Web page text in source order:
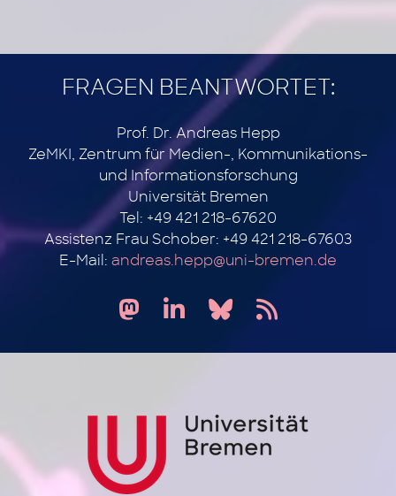
FRAGEN BEANTWORTET:
Prof. Dr. Andreas Hepp
ZeMKI, Zentrum für Medien-, Kommunikations-
und Informationsforschung
Universität Bremen
Tel: +49 421 218-67620
Assistenz Frau Schober: +49 421 218-67603
E-Mail: andreas.hepp@uni-bremen.de